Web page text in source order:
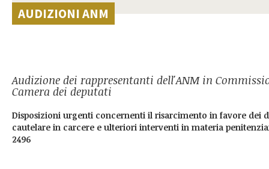
AUDIZIONI ANM
Audizione dei rappresentanti dell'ANM in
Camera dei deputati
Disposizioni urgenti concernenti il risarcimento in favore dei
cautelare in carcere e ulteriori interventi in materia
2496